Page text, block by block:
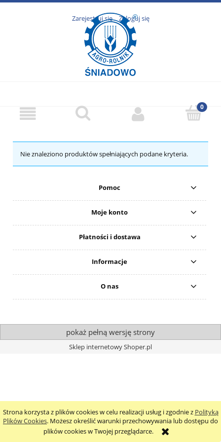
Strona korzysta z plików cookies w celu realizacji usług i zgodnie z Polityką
Plików Cookies. Możesz określić warunki przechowywania lub dostępu do
plików cookies w Twojej przeglądarce.
Zarejestruj się Zaloguj się
Nie znaleziono produktów spełniających podane kryteria.
Pomoc
Moje konto
Płatności i dostawa
Informacje
O nas
pokaż pełną wersję strony
Sklep internetowy Shoper.pl